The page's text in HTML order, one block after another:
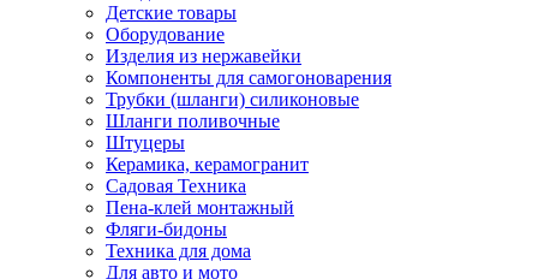
Детские товары
Оборудование
Изделия из нержавейки
Компоненты для самогоноварения
Трубки (шланги) силиконовые
Шланги поливочные
Штуцеры
Керамика, керамогранит
Садовая Техника
Пена-клей монтажный
Фляги-бидоны
Техника для дома
Для авто и мото